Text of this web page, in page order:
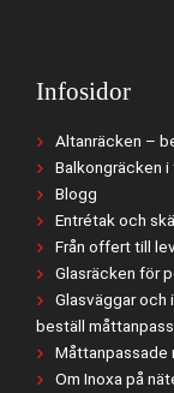
Infosidor
Altanräcken –
Balkongräcken i
Blogg
Entrétak och
Från offert till
Glasräcken för
Glasväggar och
beställ
Måttanpassade
Om Inoxa på